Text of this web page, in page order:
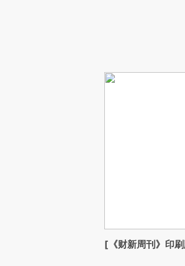
[《财新周刊》印刷